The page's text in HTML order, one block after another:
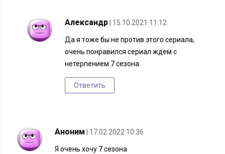
Александр | 15.10.2021 11:12
Да я тоже бы не против этого сериала,
очень понравился сериал ждем с
нетерпением 7 сезона.
Ответить
Аноним | 17.02.2022 10:36
Я очень хочу 7 сезона